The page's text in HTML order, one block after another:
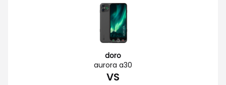
doro
aurora a30
VS